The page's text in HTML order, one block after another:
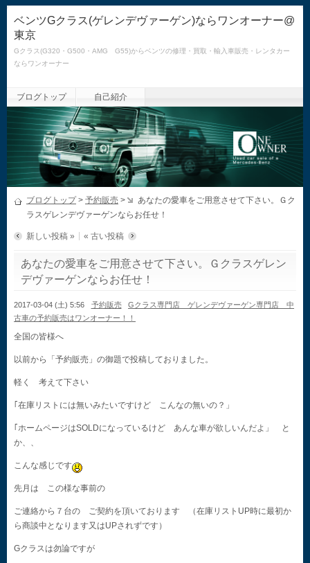
ベンツGクラス(ゲレンデヴァーゲン)ならワンオーナー@
東京
Gクラス(G320・G500・AMG G55)からベンツの修理・買取・輸入車販売・レンタカー
ならワンオーナー
ブログトップ 自己紹介
ブログトップ> 予約販売 >
あなたの愛車をご用意させて下さい。Ｇク
ラスゲレンデヴァーゲンならお任せ！
新しい投稿 » « 古い投稿
あなたの愛車をご用意させて下さい。Ｇクラスゲレン
デヴァーゲンならお任せ！
2017-03-04 (土) 5:56 予約販売
Gクラス専門店 ゲレンデヴァーゲン専門店 中
古車の予約販売はワンオーナー！！
全国の皆様へ
以前から「予約販売」の御題で投稿しておりました。
軽く 考えて下さい
｢在庫リストには無いみたいですけど こんなの無いの？」
｢ホームページはSOLDになっているけど あんな車が欲しいんだよ」 と
か、、
こんな感じです
先月は この様な事前の
ご連絡から７台の ご契約を頂いております （在庫リストUP時に最初か
ら商談中となります又はUPされずです）
Gクラスは勿論ですが